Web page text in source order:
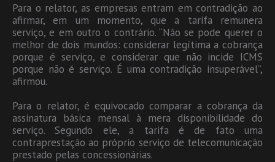
Para o relator, as empresas entram em contradição ao
afirmar, em um momento, que a tarifa remunera
serviço, e em outro o contrário. “Não se pode querer o
melhor de dois mundos: considerar legítima a cobrança
porque é serviço, e considerar que não incide ICMS
porque não é serviço. É uma contradição insuperável”,
afirmou.
Para o relator, é equivocado comparar a cobrança da
assinatura básica mensal à mera disponibilidade do
serviço. Segundo ele, a tarifa é de fato uma
contraprestação ao próprio serviço de telecomunicação
prestado pelas concessionárias.